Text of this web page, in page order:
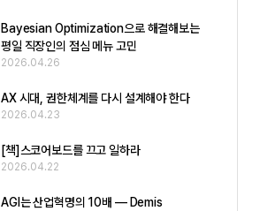
Bayesian Optimization으로 해결해보는
평일 직장인의 점심 메뉴 고민
2026.04.26
AX 시대, 권한체계를 다시 설계해야 한다
2026.04.23
[책]스코어보드를 끄고 일하라
2026.04.22
AGI는 산업혁명의 10배 — Demis